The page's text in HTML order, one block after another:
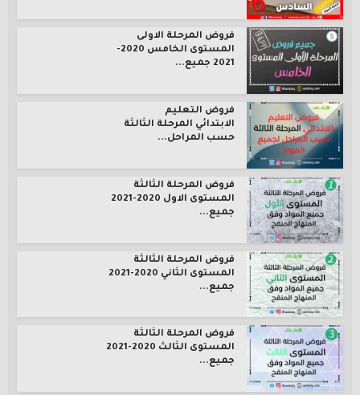
فروض المرحلة الاولى
المستوى الخامس 2020-
2021 جميع...
فروض التعليم
الابتدائي المرحلة الثالثة
حسب المراحل...
فروض المرحلة الثالثة
المستوى الاول 2020-2021
جميع...
فروض المرحلة الثالثة
المستوى الثاني 2020-2021
جميع...
فروض المرحلة الثالثة
المستوى الثالث 2020-2021
جميع...